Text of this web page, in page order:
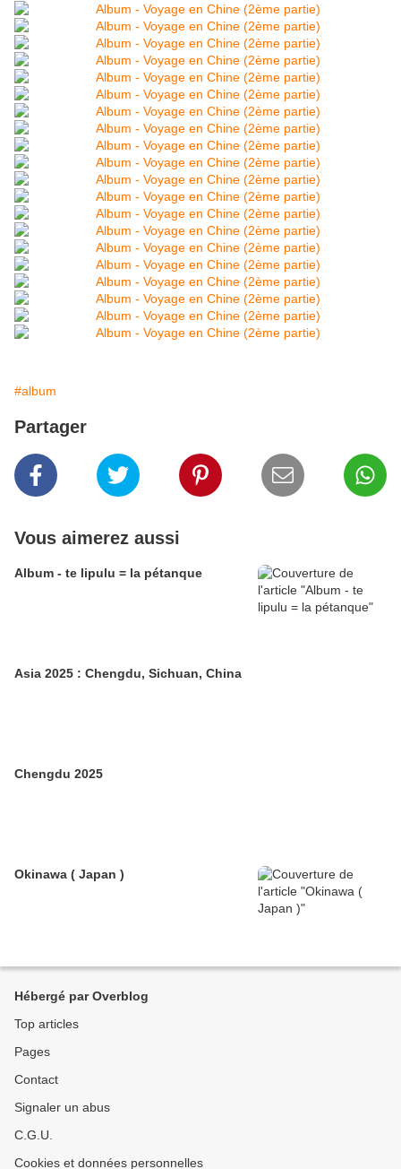
#album
Partager
Vous aimerez aussi
Album - te lipulu = la pétanque
Asia 2025 : Chengdu, Sichuan, China
Chengdu 2025
Okinawa ( Japan )
Hébergé par Overblog
Top articles
Pages
Contact
Signaler un abus
C.G.U.
Cookies et données personnelles